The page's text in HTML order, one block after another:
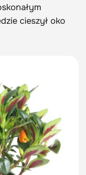
cieszył oko